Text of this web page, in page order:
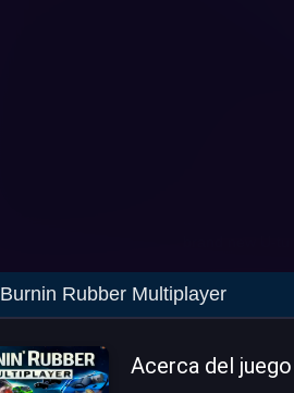
Burnin Rubber Multiplayer
Acerca del juego